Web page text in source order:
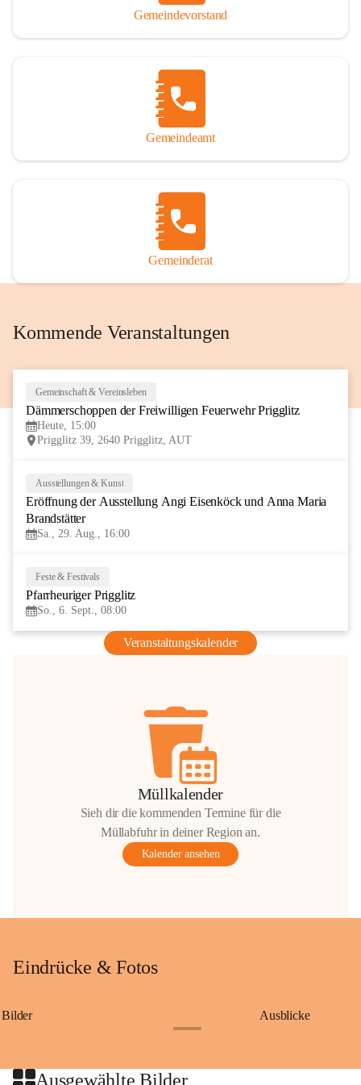
Gemeindevorstand
Gemeindeamt
Gemeinderat
Kommende Veranstaltungen
Gemeinschaft & Vereinsleben
Dämmerschoppen der Freiwilligen Feuerwehr Prigglitz
Heute, 15:00
Prigglitz 39, 2640 Prigglitz, AUT
AUG
Ausstellungen & Kunst
Eröffnung der Ausstellung Angi Eisenköck und Anna Maria
Brandstätter
Sa., 29. Aug., 16:00
Feste & Festivals
Pfarrheuriger Prigglitz
So., 6. Sept., 08:00
Veranstaltungskalender
Müllkalender
Sieh dir die kommenden Termine für die
Müllabfuhr in deiner Region an.
Kalender ansehen
Eindrücke & Fotos
Bilder Ausblicke
Ausgewählte Bilder